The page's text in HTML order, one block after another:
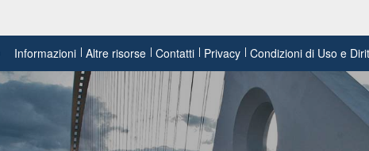
Informazioni Altre risorse Contatti Privacy Condizioni di Uso e